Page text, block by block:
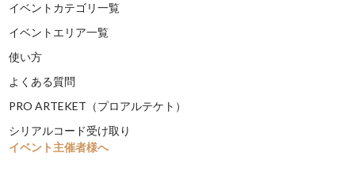
イベントカテゴリ一覧
イベントエリア一覧
使い方
よくある質問
PRO ARTEKET（プロアルテケト）
シリアルコード受け取り
イベント主催者様へ